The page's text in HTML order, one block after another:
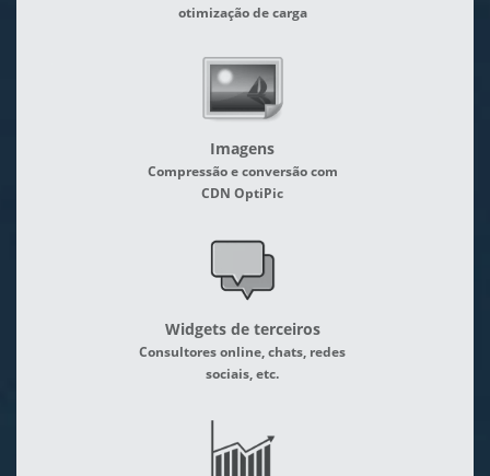
otimização de carga
Imagens
Compressão e conversão com
CDN OptiPic
Widgets de terceiros
Consultores online, chats, redes
sociais, etc.